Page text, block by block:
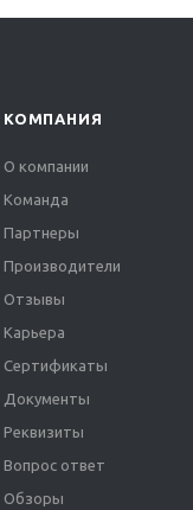
КОМПАНИЯ
О компании
Команда
Партнеры
Производители
Отзывы
Карьера
Сертификаты
Документы
Реквизиты
Вопрос ответ
Обзоры